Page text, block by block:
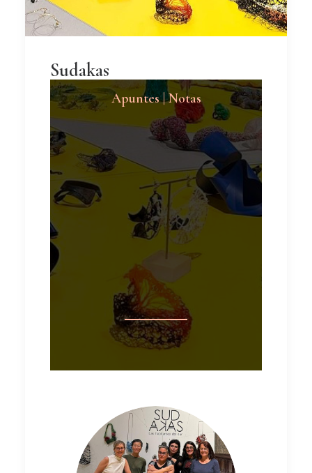
Sudakas
Apuntes | Notas